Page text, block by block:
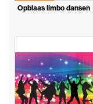
Opblaas limbo dansen